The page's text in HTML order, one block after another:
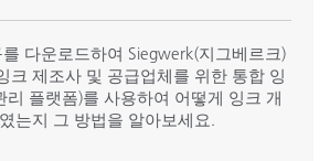
다운로드하여 Siegwerk(지그베르크)
크 제조사 및 공급업체를 위한 통합 잉
리 플랫폼)를 사용하여 어떻게 잉크 개
는지 그 방법을 알아보세요.